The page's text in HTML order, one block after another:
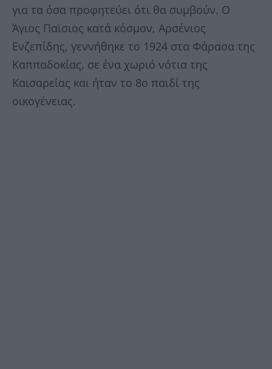
για τα όσα προφητεύει ότι θα συμβούν. Ο
Άγιος Παϊσιος κατά κόσμον, Αρσένιος
Ενζεπίδης, γεννήθηκε το 1924 στα Φάρασα της
Καππαδοκίας, σε ένα χωριό νότια της
Καισαρείας και ήταν το 8ο παιδί της
οικογένειας.